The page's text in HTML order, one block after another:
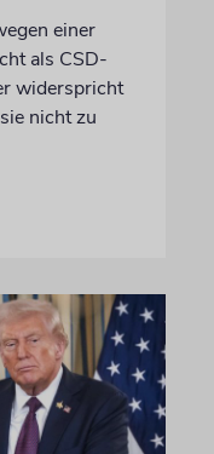
einer
als CSD-
widerspricht
nicht zu